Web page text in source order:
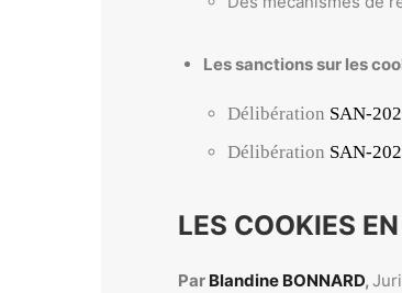
Les sanctions sur les
Délibération SAN-
Délibération SAN-
LES COOKIES
Par Blandine BONNARD,